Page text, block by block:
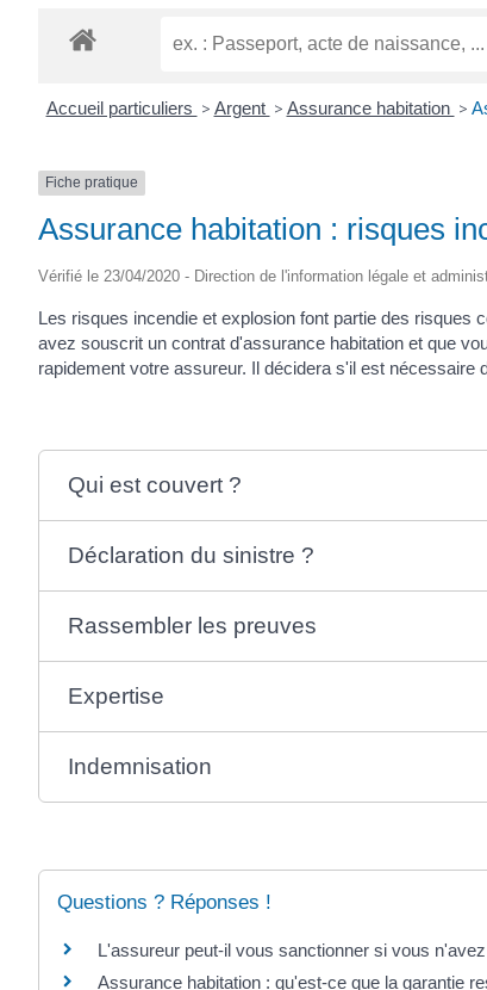
Accueil particuliers > Argent > Assurance habitation >
Fiche pratique
Assurance habitation : risques
Vérifié le 23/04/2020 - Direction de l'information légale et
Les risques incendie et explosion font partie des risques
avez souscrit un contrat d'assurance habitation et que
rapidement votre assureur. Il décidera s'il est
Qui est couvert ?
Déclaration du sinistre ?
Rassembler les preuves
Expertise
Indemnisation
Questions ? Réponses !
L'assureur peut-il vous sanctionner si vous
Assurance habitation : qu'est-ce que la garantie